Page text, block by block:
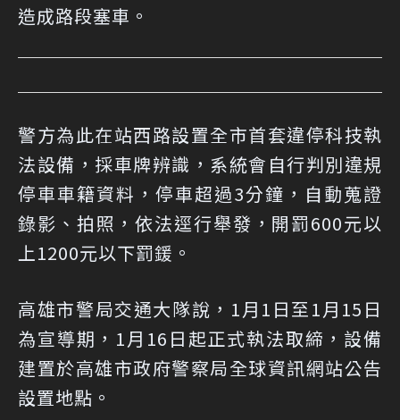
造成路段塞車。
警方為此在站西路設置全市首套違停科技執
法設備，採車牌辨識，系統會自行判別違規
停車車籍資料，停車超過3分鐘，自動蒐證
錄影、拍照，依法逕行舉發，開罰600元以
上1200元以下罰鍰。
高雄市警局交通大隊說，1月1日至1月15日
為宣導期，1月16日起正式執法取締，設備
建置於高雄市政府警察局全球資訊網站公告
設置地點。